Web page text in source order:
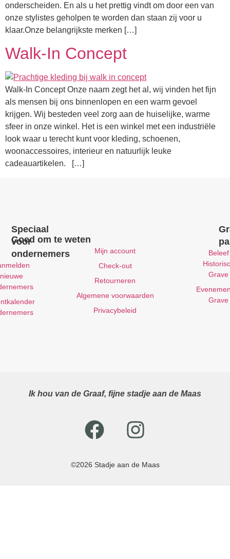
onderscheiden. En als u het prettig vindt om door een van
onze stylistes geholpen te worden dan staan zij voor u
klaar.Onze belangrijkste merken […]
Walk-In Concept
Walk-In Concept Onze naam zegt het al, wij vinden het fijn
als mensen bij ons binnenlopen en een warm gevoel
krijgen. Wij besteden veel zorg aan de huiselijke, warme
sfeer in onze winkel. Het is een winkel met een industriële
look waar u terecht kunt voor kleding, schoenen,
woonaccessoires, interieur en natuurlijk leuke
cadeauartikelen. […]
Beleef
Grave
Grave
Goed om te weten
Mijn account
Check-out
Retourneren
Algemene voorwaarden
Privacybeleid
Speciaal
voor
ondernemers
nieuwe
Ik hou van de Graaf, fijne stadje aan de Maas
©2026 Stadje aan de Maas